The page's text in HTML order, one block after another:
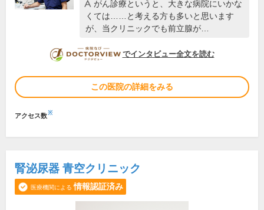
がん診療というと、大きな病院にいかな
くては……と考える方も多いと思います
が、当クリニックでも前立腺が…
DOCTORVIEW
でインタビュー全文を読む
この医院の詳細をみる
アクセス数※
腎泌尿器 青空クリニック
医療機関による 情報認証済み